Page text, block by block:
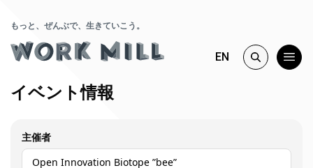
もっと、ぜんぶで、生きていこう。
EN
イベント情報
主催者